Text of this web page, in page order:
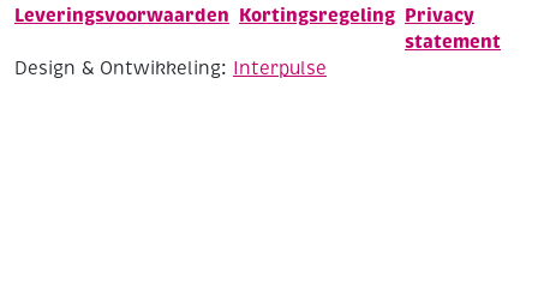
Leveringsvoorwaarden Kortingsregeling Privacy
statement
Design & Ontwikkeling: Interpulse